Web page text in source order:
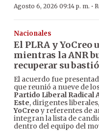
Agosto 6, 2026 09:14 p. m. ·
Nacionales
El PLRA y YoCreo
mientras la ANR
recuperar su
El acuerdo fue
que reunió a nueve de
Partido Liberal Radical
Este, dirigentes
YoCreo y referentes de
integran la lista de
dentro del equipo del